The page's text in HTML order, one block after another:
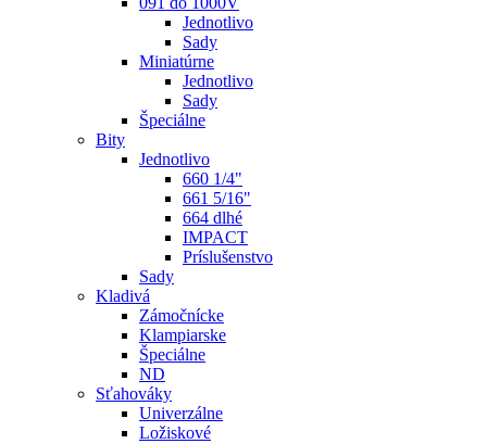
Jednotlivo
Sady
Miniatúrne
Jednotlivo
Sady
Špeciálne
Bity
Jednotlivo
660 1/4"
661 5/16"
664 dlhé
IMPACT
Príslušenstvo
Sady
Kladivá
Zámočnícke
Klampiarske
Špeciálne
ND
Sťahováky
Univerzálne
Ložiskové